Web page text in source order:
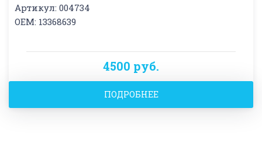
Артикул: 004734
OEM: 13368639
4500 руб.
ПОДРОБНЕЕ